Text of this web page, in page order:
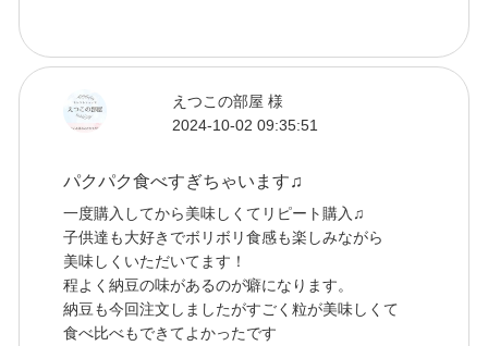
えつこの部屋 様
2024-10-02 09:35:51
パクパク食べすぎちゃいます♫
一度購入してから美味しくてリピート購入♫
子供達も大好きでボリボリ食感も楽しみながら
美味しくいただいてます！
程よく納豆の味があるのが癖になります。
納豆も今回注文しましたがすごく粒が美味しくて
食べ比べもできてよかったです